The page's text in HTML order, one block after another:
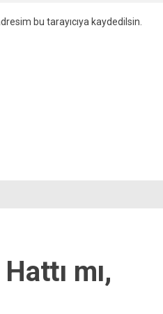
bu tarayıcıya kaydedilsin.
mı,